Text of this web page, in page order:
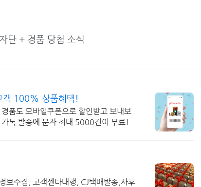
단 + 경품 당첨 소식
객 100% 상품혜택!
품도 모바일쿠폰으로 할인받고 보내보
톡 발송에 문자 최대 5000건이 무료!
보수집, 고객센타대행, CJ택배발송,사후